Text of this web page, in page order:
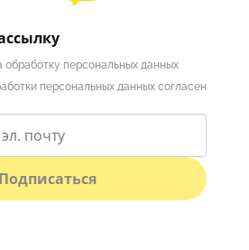
обработку персональных данных
персональных данных согласен
Подписаться